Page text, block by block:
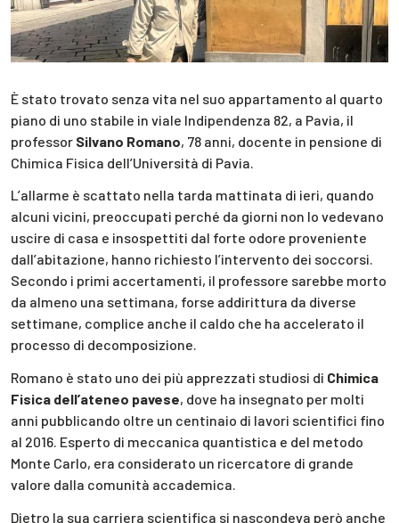
È stato trovato senza vita nel suo appartamento al quarto
piano di uno stabile in viale Indipendenza 82, a Pavia, il
professor Silvano Romano, 78 anni, docente in pensione di
Chimica Fisica dell’Università di Pavia.
L’allarme è scattato nella tarda mattinata di ieri, quando
alcuni vicini, preoccupati perché da giorni non lo vedevano
uscire di casa e insospettiti dal forte odore proveniente
dall’abitazione, hanno richiesto l’intervento dei soccorsi.
Secondo i primi accertamenti, il professore sarebbe morto
da almeno una settimana, forse addirittura da diverse
settimane, complice anche il caldo che ha accelerato il
processo di decomposizione.
Romano è stato uno dei più apprezzati studiosi di Chimica
Fisica dell’ateneo pavese, dove ha insegnato per molti
anni pubblicando oltre un centinaio di lavori scientifici fino
al 2016. Esperto di meccanica quantistica e del metodo
Monte Carlo, era considerato un ricercatore di grande
valore dalla comunità accademica.
Dietro la sua carriera scientifica si nascondeva però anche